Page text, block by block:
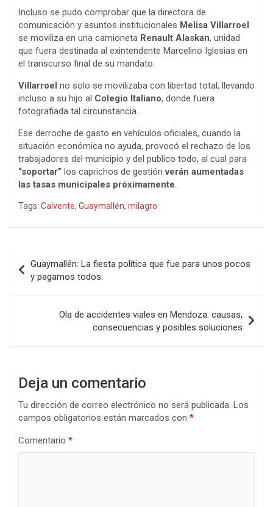
Incluso se pudo comprobar que la directora de
comunicación y asuntos institucionales Melisa Villarroel
se moviliza en una camioneta Renault Alaskan, unidad
que fuera destinada al exintendente Marcelino Iglesias en
el transcurso final de su mandato.
Villarroel no solo se movilizaba con libertad total, llevando
incluso a su hijo al Colegio Italiano, donde fuera
fotografiada tal circunstancia.
Ese derroche de gasto en vehículos oficiales, cuando la
situación económica no ayuda, provocó el rechazo de los
trabajadores del municipio y del publico todo, al cual para
“soportar” los caprichos de gestiónverán aumentadas
las tasas municipales próximamente.
Tags: Calvente, Guaymallén, milagro
de
entradas
Guaymallén: La fiesta política que fue para unos pocos
y pagamos todos.
Ola de accidentes viales en Mendoza: causas,
consecuencias y posibles soluciones
Deja un comentario
Tu dirección de correo electrónico no será publicada. Los
campos obligatorios están marcados con *
Comentario *